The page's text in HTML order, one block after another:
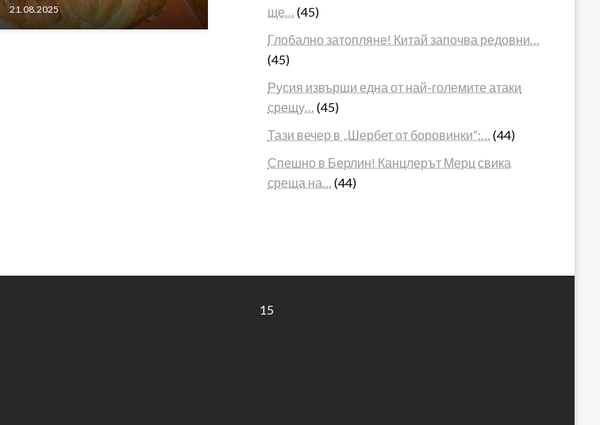
21.08.2025
ще…
(45)
Глобално затопляне! Китай започва редовни…
(45)
Русия извърши една от най-големите атаки
срещу…
(45)
Тази вечер в „Шербет от боровинки“:…
(44)
Спешно в Берлин! Канцлерът Мерц свика
среща на…
(44)
15